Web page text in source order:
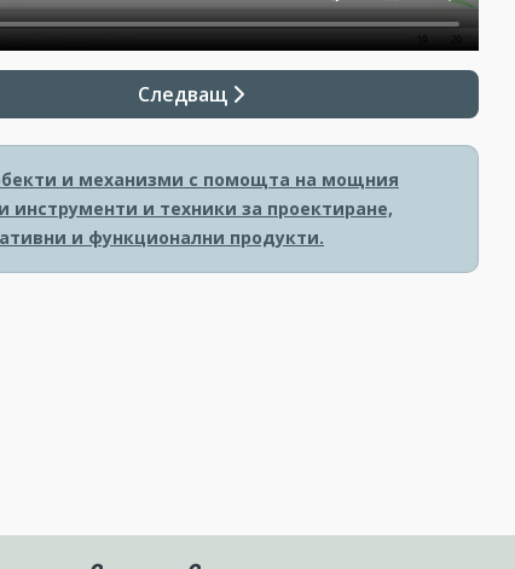
Следващ
и механизми с помощта на мощния
и техники за проектиране,
и функционални продукти.